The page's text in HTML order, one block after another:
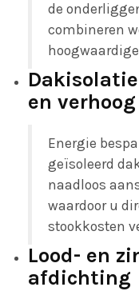
de
combineren
en
Energie
geïsoleerd
naadloos
waardoor u
stookkosten
Lood- en
afdichting